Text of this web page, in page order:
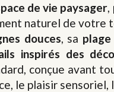
de vie paysager,
naturel de votre
douces, sa
inspirés des
conçue avant
le plaisir